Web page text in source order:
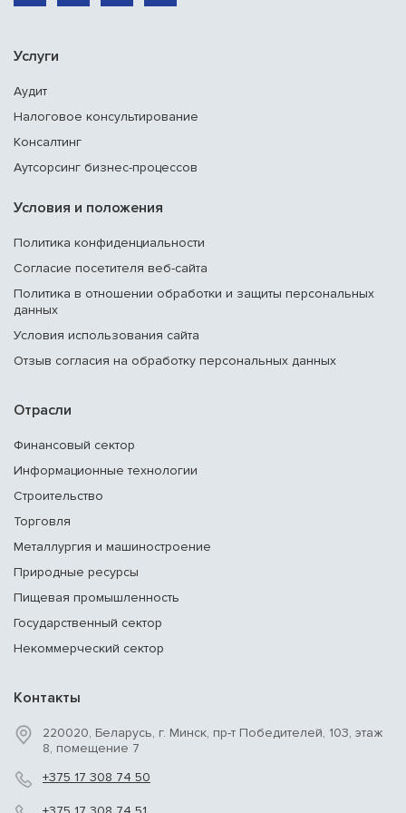
Услуги
Аудит
Налоговое консультирование
Консалтинг
Аутсорсинг бизнес-процессов
Условия и положения
Политика конфиденциальности
Согласие посетителя веб-сайта
Политика в отношении обработки и защиты персональных
данных
Условия использования сайта
Отзыв согласия на обработку персональных данных
Отрасли
Финансовый сектор
Информационные технологии
Строительство
Торговля
Металлургия и машиностроение
Природные ресурсы
Пищевая промышленность
Государственный сектор
Некоммерческий сектор
Контакты
220020, Беларусь, г. Минск, пр-т Победителей, 103, этаж
8, помещение 7
+375 17 308 74 50